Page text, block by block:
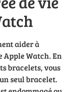
aider à
Apple Watch. En
bracelets, vous
seul bracelet.